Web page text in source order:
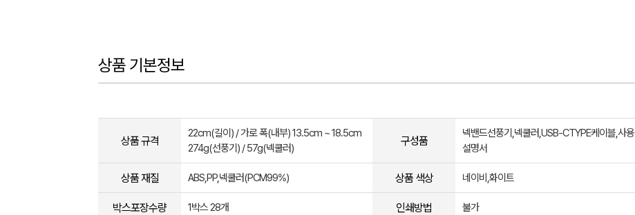
상품 기본정보
상품 규격
22cm(길이) / 가로 폭(내부) 13.5cm ~ 18.5cm
274g(선풍기) / 57g(넥쿨러)
구성품
넥밴드선풍기,넥쿨러,USB-CTYPE케이블,사용
설명서
상품 재질 ABS,PP,넥쿨러(PCM99%) 상품 색상 네이비,화이트
박스포장수량 1박스 28개 인쇄방법 불가